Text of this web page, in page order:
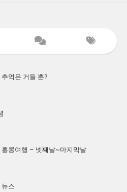
추억은 거들 뿐?
홍콩여행 – 넷째날~마지막날
뉴스